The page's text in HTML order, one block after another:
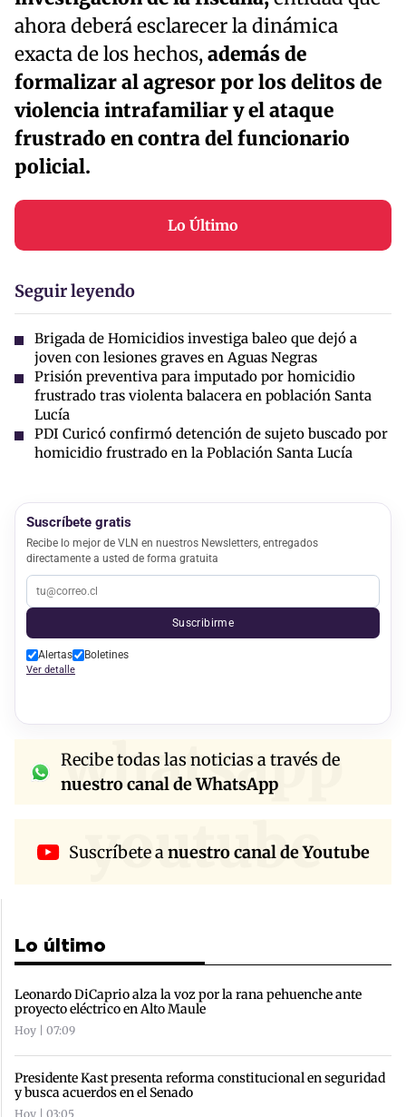
ahora deberá esclarecer la dinámica
exacta de los hechos,además de
formalizar al agresor por los delitos de
violencia intrafamiliar y el ataque
frustrado en contra del funcionario
policial.
Lo Último
Seguir leyendo
Brigada de Homicidios investiga baleo que dejó a
joven con lesiones graves en Aguas Negras
Prisión preventiva para imputado por homicidio
frustrado tras violenta balacera en población Santa
Lucía
PDI Curicó confirmó detención de sujeto buscado por
homicidio frustrado en la Población Santa Lucía
Suscríbete gratis
Recibe lo mejor de VLN en nuestros Newsletters, entregados
directamente a usted de forma gratuita
Suscribirme
Alertas Boletines
Ver detalle
whatsapp
Recibe todas las noticias a través de
nuestro canal de WhatsApp
youtube
Suscríbete anuestro canal de Youtube
Lo último
Leonardo DiCaprio alza la voz por la rana pehuenche ante
proyecto eléctrico en Alto Maule
Hoy | 07:09
Presidente Kast presenta reforma constitucional en seguridad
y busca acuerdos en el Senado
Hoy | 03:05